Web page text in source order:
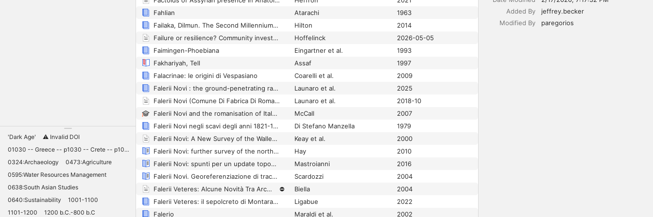
'Dark Age'
⚠️ Invalid DOI
01030 -- Greece -- p1030 -- Crete -- p1030 -- Knossos -- 11030 -- palaces -- Minoan -- 10420
0324:Archaeology
0473:Agriculture
0595:Water Resources Management
0638:South Asian Studies
0640:Sustainability
1001-1100
1101-1200
1200 b.C.-800 b.C
Fahlian
Atarachi
1963
Failaka, Dilmun. The Second Millennium Settlements Volume 4
Hilton
2014
Failure or resilience? Community investments at ancient Roman Veii (central Italy)
Hoffelinck
2026-05-05
Faimingen-Phoebiana
Eingartner et al.
1993
Fakhariyah, Tell
Assaf
1997
Falacrinae: le origini di Vespasiano
Coarelli et al.
2009
Falerii Novi : the ground-penetrating radar survey of the Roman town | WorldCat.org
Launaro et al.
2025
Falerii Novi (Comune Di Fabrica Di Roma, Provincia Di Viterbo, Regione Lazio)
Launaro et al.
2018-10
Falerii Novi and the romanisation of Italy during the mid-Republic
McCall
2007
Falerii Novi negli scavi degli anni 1821-1830: con un catalogo degli oggetti scoperti, un'appendice di documenti inediti e una pianta topografica
Di Stefano Manzella
1979
Falerii Novi: A New Survey of the Walled Area
Keay et al.
2000
Falerii Novi: further survey of the northern extramural area
Hay
2010
Falerii Novi: spunti per un update topografico vettorializzato della città romana. Nuovi dati dall'area meridionale urbana ed extraurbana
Mastroianni
2016
Falerii Novi. Georeferenziazione di tracce aerofotografiche relative all'area extraurbana settentrionale
Scardozzi
2004
Falerii Veteres: Alcune Novità Tra Archeologia E Archivistica
⛔ Biella
2004
Falerii Veteres: il sepolcreto di Montarano: scavi, materiali e contesti
Ligabue
2022
Falerio
Maraldi et al. 2002
Added By
jeffrey.becker
Modified By
paregorios